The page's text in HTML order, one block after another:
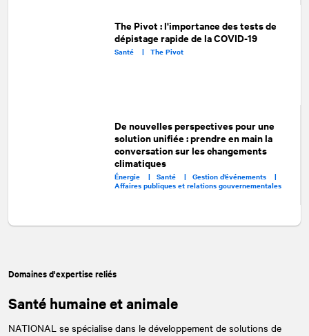
The Pivot : l'importance des tests de
dépistage rapide de la COVID-19
Santé |The Pivot
De nouvelles perspectives pour une
solution unifiée : prendre en main la
conversation sur les changements
climatiques
Énergie | Santé | Gestion d’événements |
Affaires publiques et relations gouvernementales
Domaines d'expertise reliés
Santé humaine et animale
NATIONAL se spécialise dans le développement de solutions de